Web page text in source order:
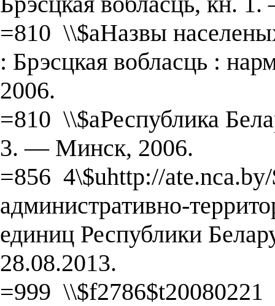
=810 \\$aНазвы
: Брэсцкая вобласць :
2006.
=810 \\$aРеспублика
3. — Минск, 2006.
=856 4\$uhttp://
административно-
единиц Республики
28.08.2013.
=999 \\$f2786$t20080221